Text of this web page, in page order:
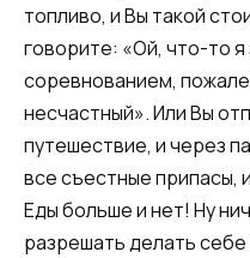
топливо, и Вы такой
говорите: «Ой, что-то
соревнованием,
несчастный». Или Вы
путешествие, и через
все съестные припасы,
Еды больше и нет! Ну
разрешать делать